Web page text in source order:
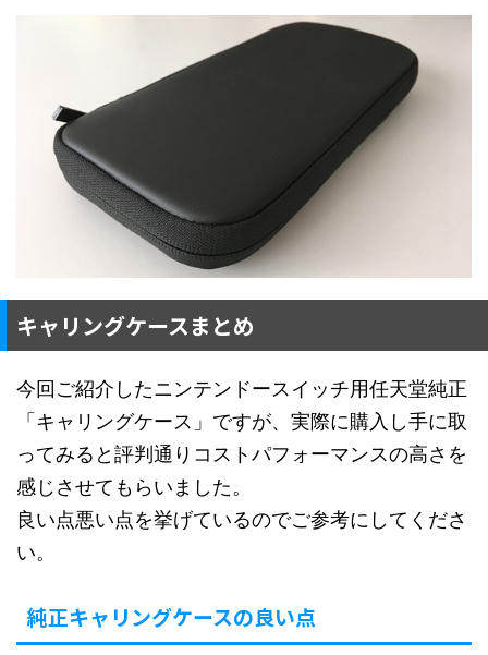
キャリングケースまとめ
今回ご紹介したニンテンドースイッチ用任天堂純正
「キャリングケース」ですが、実際に購入し手に取
ってみると評判通りコストパフォーマンスの高さを
感じさせてもらいました。
良い点悪い点を挙げているのでご参考にしてくださ
い。
純正キャリングケースの良い点